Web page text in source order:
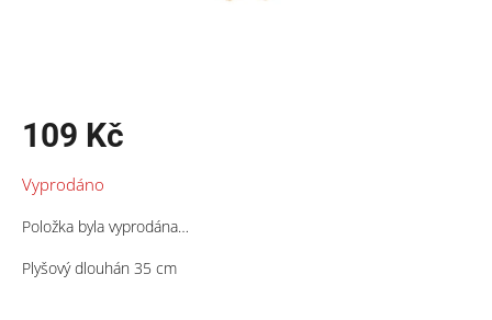
109 Kč
cena:
Vyprodáno
Položka byla vyprodána…
Plyšový dlouhán 35 cm